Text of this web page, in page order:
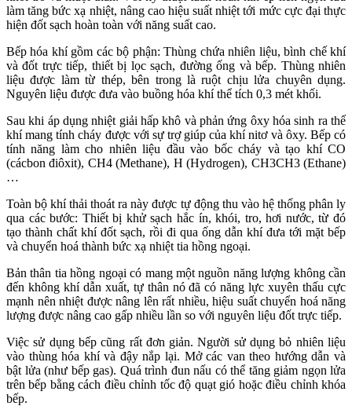
làm tăng bức xạ nhiệt, nâng cao hiệu suất nhiệt tới mức cực đại thực
hiện đốt sạch hoàn toàn với năng suất cao.
Bếp hóa khí gồm các bộ phận: Thùng chứa nhiên liệu, bình chế khí
và đốt trực tiếp, thiết bị lọc sạch, đường ống và bếp. Thùng nhiên
liệu được làm từ thép, bên trong là ruột chịu lửa chuyên dụng.
Nguyên liệu được đưa vào buồng hóa khí thể tích 0,3 mét khối.
Sau khi áp dụng nhiệt giải hấp khô và phản ứng ôxy hóa sinh ra thể
khí mang tính cháy được với sự trợ giúp của khí nitơ và ôxy. Bếp có
tính năng làm cho nhiên liệu đầu vào bốc cháy và tạo khí CO
(cácbon điôxit), CH4 (Methane), H (Hydrogen), CH3CH3 (Ethane)
…
Toàn bộ khí thải thoát ra này được tự động thu vào hệ thống phân ly
qua các bước: Thiết bị khử sạch hắc ín, khói, tro, hơi nước, từ đó
tạo thành chất khí đốt sạch, rồi đi qua ống dẫn khí đưa tới mặt bếp
và chuyển hoá thành bức xạ nhiệt tia hồng ngoại.
Bản thân tia hồng ngoại có mang một nguồn năng lượng không cần
đến không khí dẫn xuất, tự thân nó đã có năng lực xuyên thấu cực
mạnh nên nhiệt được nâng lên rất nhiều, hiệu suất chuyển hoá năng
lượng được nâng cao gấp nhiều lần so với nguyên liệu đốt trực tiếp.
Việc sử dụng bếp cũng rất đơn giản. Người sử dụng bỏ nhiên liệu
vào thùng hóa khí và đậy nắp lại. Mở các van theo hướng dẫn và
bật lửa (như bếp gas). Quá trình đun nấu có thể tăng giảm ngọn lửa
trên bếp bằng cách điều chỉnh tốc độ quạt gió hoặc điều chỉnh khóa
bếp.